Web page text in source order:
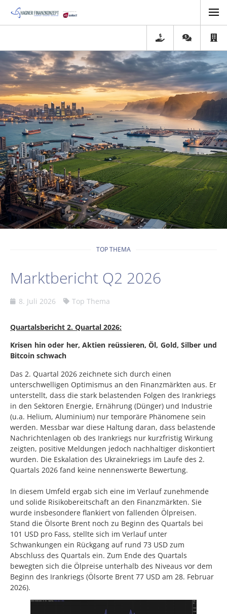
TOP THEMA
Marktbericht Q2 2026
8. Juli 2026 Top Thema
Quartalsbericht 2. Quartal 2026:
Krisen hin oder her, Aktien reüssieren, Öl, Gold, Silber und
Bitcoin schwach
Das 2. Quartal 2026 zeichnete sich durch einen
unterschwelligen Optimismus an den Finanzmärkten aus. Er
unterstellt, dass die stark belastenden Folgen des Irankriegs
in den Sektoren Energie, Ernährung (Dünger) und Industrie
(u.a. Helium, Aluminium) nur temporäre Phänomene sein
werden. Messbar war diese Haltung daran, dass belastende
Nachrichtenlagen ob des Irankriegs nur kurzfristig Wirkung
zeigten, positive Meldungen jedoch nachhaltiger diskontiert
wurden. Die Eskalation des Ukrainekriegs im Laufe des 2.
Quartals 2026 fand keine nennenswerte Bewertung.
In diesem Umfeld ergab sich eine im Verlauf zunehmende
und solide Risikobereitschaft an den Finanzmärkten. Sie
wurde insbesondere flankiert von fallenden Ölpreisen.
Stand die Ölsorte Brent noch zu Beginn des Quartals bei
101 USD pro Fass, stellte sich im Verlauf unter
Schwankungen ein Rückgang auf rund 73 USD zum
Abschluss des Quartals ein. Zum Ende des Quartals
bewegten sich die Ölpreise unterhalb des Niveaus vor dem
Beginn des Irankriegs (Ölsorte Brent 77 USD am 28. Februar
2026).